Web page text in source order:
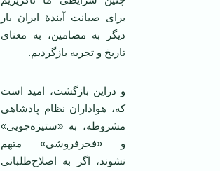
برای صیانت آیندۀ ایران بار
دیگر به مضامین، به معنای
تاریخ و تجربه بازگردیم.
و دراین بازگشت، امید است
که، هواداران نظام پادشاهی
مشروطه، به «ستیزه‌جویی»
و «فخرفروشی» متهم
نشوند، اگر به اصلاح‌طلبانی